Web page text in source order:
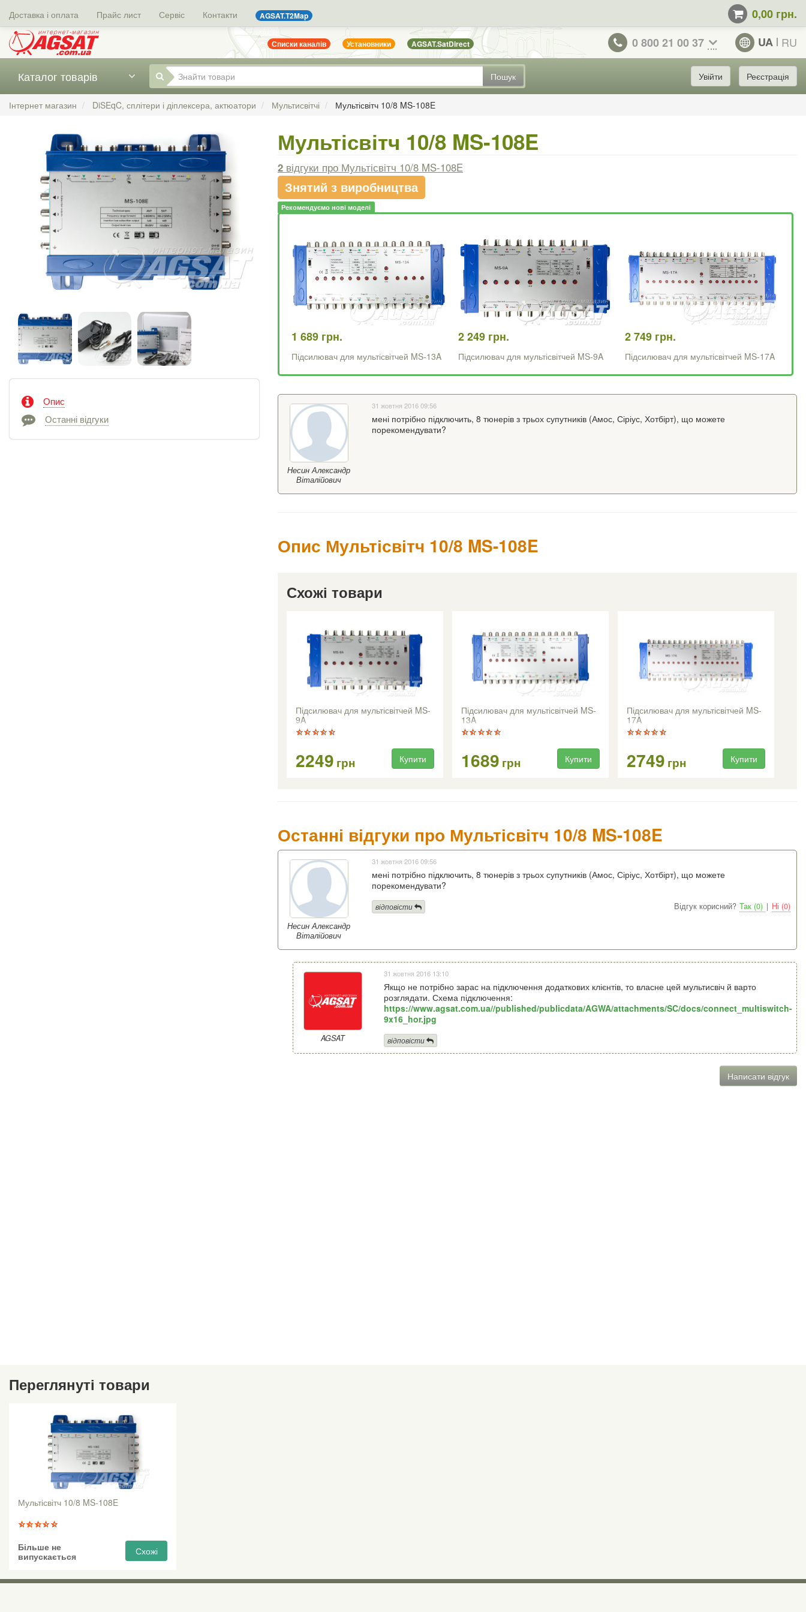
Доставка і оплата Прайс лист Сервіс Контакти AGSAT.T2Map 0,00 грн.
Списки каналів Установники AGSAT.SatDirect 0 800 21 00 37 UA RU
Пошук
Каталог товарів Увійти Реєстрація
Інтернет магазин DiSEqC, сплітери і діплексера, актюатори Мультисвітчі Мультісвітч 10/8 MS-108E
Опис
Останні відгуки
Мультісвітч 10/8 MS-108E
2 відгуки про Мультісвітч 10/8 MS-108E
Знятий з виробництва
Рекомендуємо нові моделі
1 689 грн.
Підсилювач для мультісвітчей MS-13A
2 249 грн.
Підсилювач для мультісвітчей MS-9A
2 749 грн.
Підсилювач для мультісвітчей MS-17A
Несин Александр
Віталійович
31 жовтня 2016 09:56
мені потрібно підключить, 8 тюнерів з трьох супутників (Амос, Сіріус, Хотбірт), що можете
порекомендувати?
Опис Мультісвітч 10/8 MS-108E
Схожі товари
Підсилювач для мультісвітчей MS-
9A
2249 грн Купити
Підсилювач для мультісвітчей MS-
13A
1689 грн Купити
Підсилювач для мультісвітчей MS-
17A
2749 грн Купити
Останні відгуки про Мультісвітч 10/8 MS-108E
Несин Александр
Віталійович
31 жовтня 2016 09:56
мені потрібно підключить, 8 тюнерів з трьох супутників (Амос, Сіріус, Хотбірт), що можете
порекомендувати?
Відгук корисний? Так (0) | Ні (0)
відповісти
AGSAT
31 жовтня 2016 13:10
Якщо не потрібно зарас на підключення додаткових клієнтів, то власне цей мультисвіч й варто
розглядати. Схема підключення:
https://www.agsat.com.ua//published/publicdata/AGWA/attachments/SC/docs/connect_multiswitch-
9x16_hor.jpg
відповісти
Написати відгук
Переглянуті товари
Мультісвітч 10/8 MS-108E
Більше не
випускається
Схожі